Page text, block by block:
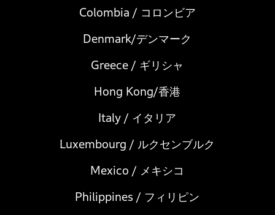
Colombia / コロンビア
Denmark/デンマーク
Greece / ギリシャ
Hong Kong/香港
Italy / イタリア
Luxembourg / ルクセンブルク
Mexico / メキシコ
Philippines / フィリピン